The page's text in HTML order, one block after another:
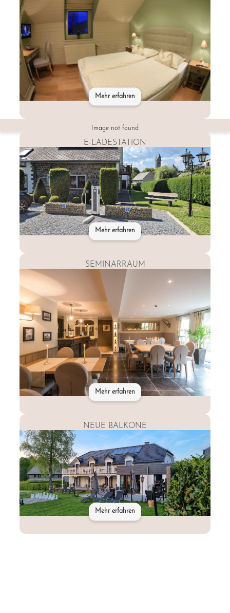
Mehr erfahren
Hotel
Image not found
E-LADESTATION
Mehr erfahren
SEMINARRAUM
Mehr erfahren
NEUE BALKONE
Mehr erfahren